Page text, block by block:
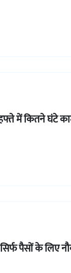
में कितने घंटे
पैसों के लिए